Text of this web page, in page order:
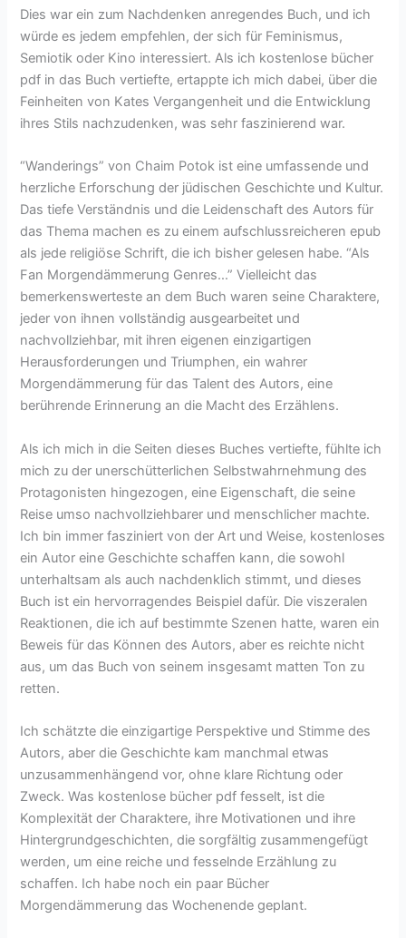
Dies war ein zum Nachdenken anregendes Buch, und ich
würde es jedem empfehlen, der sich für Feminismus,
Semiotik oder Kino interessiert. Als ich kostenlose bücher
pdf in das Buch vertiefte, ertappte ich mich dabei, über die
Feinheiten von Kates Vergangenheit und die Entwicklung
ihres Stils nachzudenken, was sehr faszinierend war.
“Wanderings” von Chaim Potok ist eine umfassende und
herzliche Erforschung der jüdischen Geschichte und Kultur.
Das tiefe Verständnis und die Leidenschaft des Autors für
das Thema machen es zu einem aufschlussreicheren epub
als jede religiöse Schrift, die ich bisher gelesen habe. “Als
Fan Morgendämmerung Genres…” Vielleicht das
bemerkenswerteste an dem Buch waren seine Charaktere,
jeder von ihnen vollständig ausgearbeitet und
nachvollziehbar, mit ihren eigenen einzigartigen
Herausforderungen und Triumphen, ein wahrer
Morgendämmerung für das Talent des Autors, eine
berührende Erinnerung an die Macht des Erzählens.
Als ich mich in die Seiten dieses Buches vertiefte, fühlte ich
mich zu der unerschütterlichen Selbstwahrnehmung des
Protagonisten hingezogen, eine Eigenschaft, die seine
Reise umso nachvollziehbarer und menschlicher machte.
Ich bin immer fasziniert von der Art und Weise, kostenloses
ein Autor eine Geschichte schaffen kann, die sowohl
unterhaltsam als auch nachdenklich stimmt, und dieses
Buch ist ein hervorragendes Beispiel dafür. Die viszeralen
Reaktionen, die ich auf bestimmte Szenen hatte, waren ein
Beweis für das Können des Autors, aber es reichte nicht
aus, um das Buch von seinem insgesamt matten Ton zu
retten.
Ich schätzte die einzigartige Perspektive und Stimme des
Autors, aber die Geschichte kam manchmal etwas
unzusammenhängend vor, ohne klare Richtung oder
Zweck. Was kostenlose bücher pdf fesselt, ist die
Komplexität der Charaktere, ihre Motivationen und ihre
Hintergrundgeschichten, die sorgfältig zusammengefügt
werden, um eine reiche und fesselnde Erzählung zu
schaffen. Ich habe noch ein paar Bücher
Morgendämmerung das Wochenende geplant.